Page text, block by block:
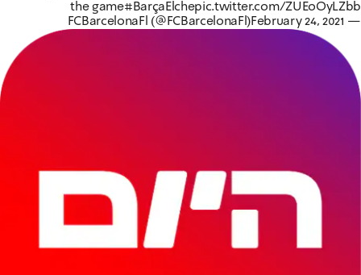
the game#BarçaElchepic.twitter.com/ZUEoOyLZbb
— FCBarcelonaFl (@FCBarcelonaFl)
February 24, 2021